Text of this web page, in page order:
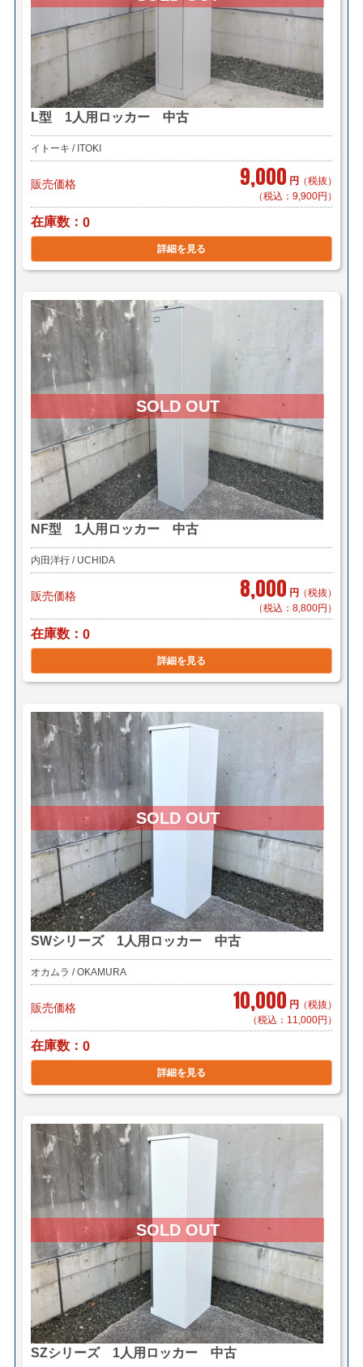
L型 1人用ロッカー 中古
イトーキ / ITOKI
販売価格 9,000 円 （税抜）
（税込：9,900円）
在庫数 0
詳細を見る
NF型 1人用ロッカー 中古
内田洋行 / UCHIDA
販売価格 8,000 円 （税抜）
（税込：8,800円）
在庫数 0
詳細を見る
SWシリーズ 1人用ロッカー 中古
オカムラ / OKAMURA
販売価格 10,000 円 （税抜）
（税込：11,000円）
在庫数 0
詳細を見る
SZシリーズ 1人用ロッカー 中古